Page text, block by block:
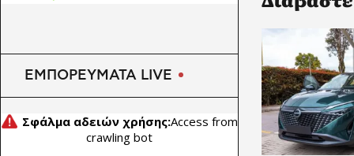
ΕΜΠΟΡΕΥΜΑΤΑ LIVE